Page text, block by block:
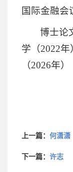
国际金融会
博士论
学（2022
（2026年）
上一篇： 何潇潇
下一篇： 许志